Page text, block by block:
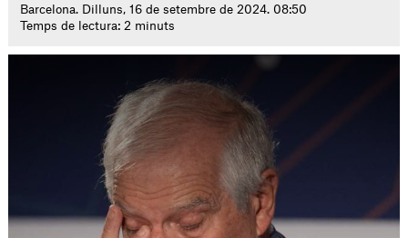
Barcelona. Dilluns, 16 de setembre de 2024. 08:50
Temps de lectura: 2 minuts